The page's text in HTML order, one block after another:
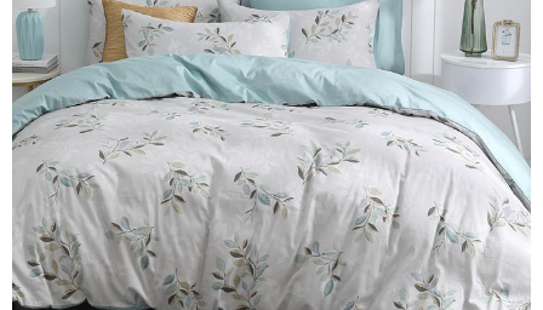
任。
４．使用「AFTEE先享後付」時，將依據個別帳號之用戶狀況，依本公司即
時審查核予不同之上限額度；若仍有額度不足之情形，本公司將視審查結果
請求用戶進行身份認證。
５．嚴禁一人註冊多個帳號或使用他人資訊註冊。若發現惡意使用之情形，
恩沛科技股份有限公司將有權停止該用戶之使用額度並採取法律行動。